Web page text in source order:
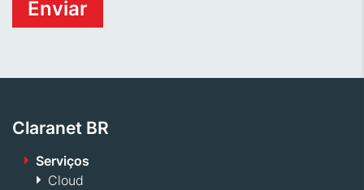
Claranet BR
Serviços
Cloud